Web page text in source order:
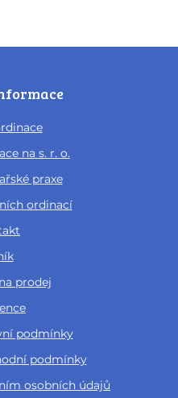
na s. r. o.
praxe
ordinací
prodej
podmínky
podmínky
osobních údajů